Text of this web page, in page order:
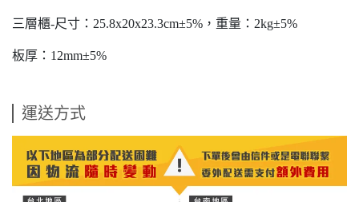
三層櫃-尺寸：25.8x20x23.3cm±5%，重量：2kg±5%
板厚：12mm±5%
運送方式